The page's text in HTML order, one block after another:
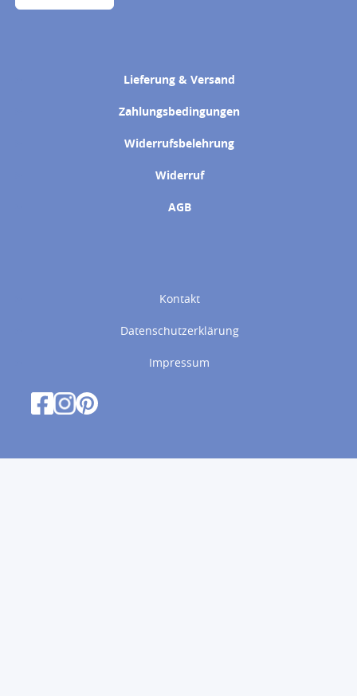
Lieferung & Versand
Zahlungsbedingungen
Widerrufsbelehrung
Widerruf
AGB
Kontakt
Datenschutzerklärung
Impressum